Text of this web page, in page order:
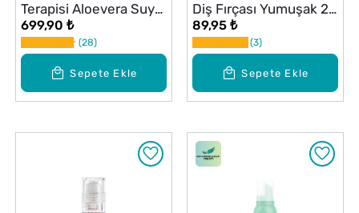
Sepete Ekle
Terapisi Aloevera Suyu
Normal/Kuru 70 ml
699,90 ₺
28
Sepete Ekle
Diş Fırçası Yumuşak 2
Adet
89,95 ₺
3